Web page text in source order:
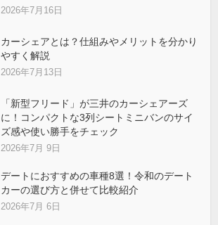
2026年7月16日
カーシェアとは？仕組みやメリットを分かり
やすく解説
2026年7月13日
「新型フリード」が三井のカーシェアーズ
に！コンパクトな3列シートミニバンのサイ
ズ感や使い勝手をチェック
2026年7月 9日
デートにおすすめの車種8選！令和のデート
カーの選び方と併せて比較紹介
2026年7月 6日